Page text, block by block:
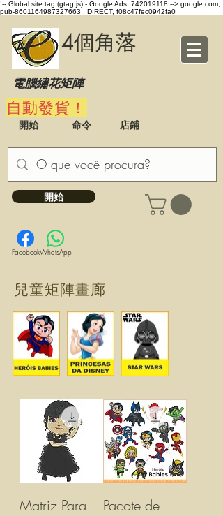
!-- Global site tag (gtag.js) - Google Ads: 742019118 --> google.com,
pub-8601164987327663 , DIRECT, f08c47fec0942fa0
4個角落
電腦繡花矩陣
自動發貨！
開始 命令 店鋪
開始
FacebookWhatsApp
兒童矩陣畫廊
Matriz Para
Pacote de